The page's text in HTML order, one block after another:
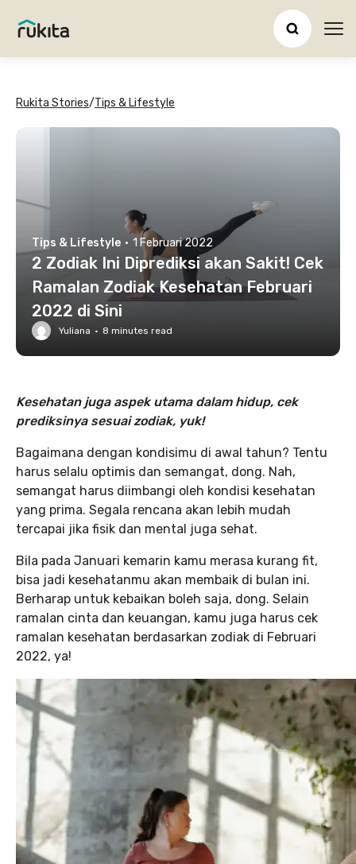
Rukita Stories/Tips & Lifestyle
Tips & Lifestyle · 1 Februari 2022
2 Zodiak Ini Diprediksi akan Sakit! Cek
Ramalan Zodiak Kesehatan Februari
2022 di Sini
Yuliana · 8 minutes read
Kesehatan juga aspek utama dalam hidup, cek
prediksinya sesuai zodiak, yuk!
Bagaimana dengan kondisimu di awal tahun? Tentu
harus selalu optimis dan semangat, dong. Nah,
semangat harus diimbangi oleh kondisi kesehatan
yang prima. Segala rencana akan lebih mudah
tercapai jika fisik dan mental juga sehat.
Bila pada Januari kemarin kamu merasa kurang fit,
bisa jadi kesehatanmu akan membaik di bulan ini.
Berharap untuk kebaikan boleh saja, dong. Selain
ramalan cinta dan keuangan, kamu juga harus cek
ramalan kesehatan berdasarkan zodiak di Februari
2022, ya!